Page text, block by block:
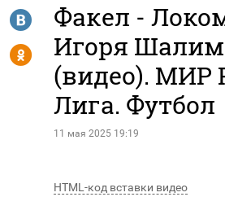
Факел -
Игоря
(видео). МИР
Лига. Футбол
11 мая 2025 19:19
R
Y
HTML-код вставки видео